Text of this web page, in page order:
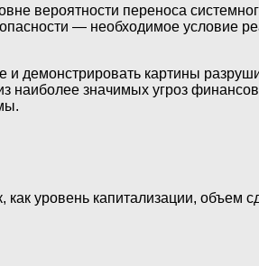
вероятности переноса
— необходимое условие
демонстрировать картины
значимых угроз
уровень капитализации, объем